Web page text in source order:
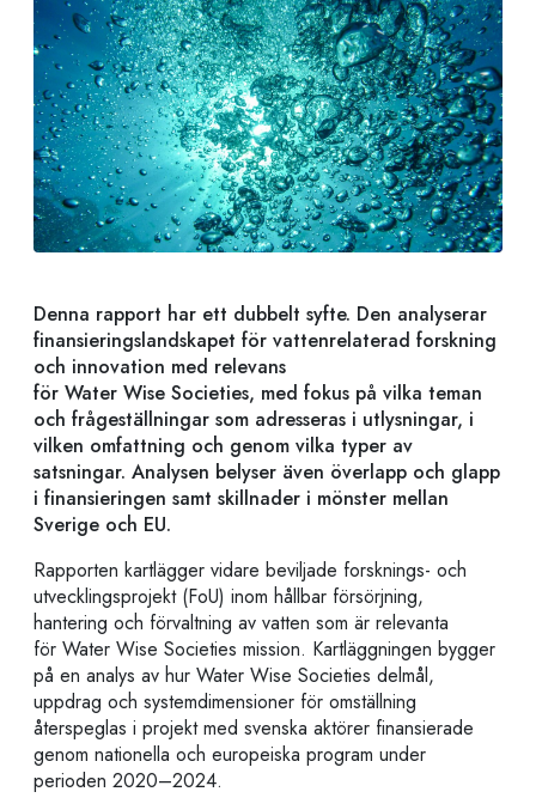
Denna rapport har ett dubbelt syfte. Den analyserar
finansieringslandskapet för vattenrelaterad forskning
och innovation med relevans
för Water Wise Societies, med fokus på vilka teman
och frågeställningar som adresseras i utlysningar, i
vilken omfattning och genom vilka typer av
satsningar. Analysen belyser även överlapp och glapp
i finansieringen samt skillnader i mönster mellan
Sverige och EU.
Rapporten kartlägger vidare beviljade forsknings- och
utvecklingsprojekt (FoU) inom hållbar försörjning,
hantering och förvaltning av vatten som är relevanta
för Water Wise Societies mission. Kartläggningen bygger
på en analys av hur Water Wise Societies delmål,
uppdrag och systemdimensioner för omställning
återspeglas i projekt med svenska aktörer finansierade
genom nationella och europeiska program under
perioden 2020–2024.